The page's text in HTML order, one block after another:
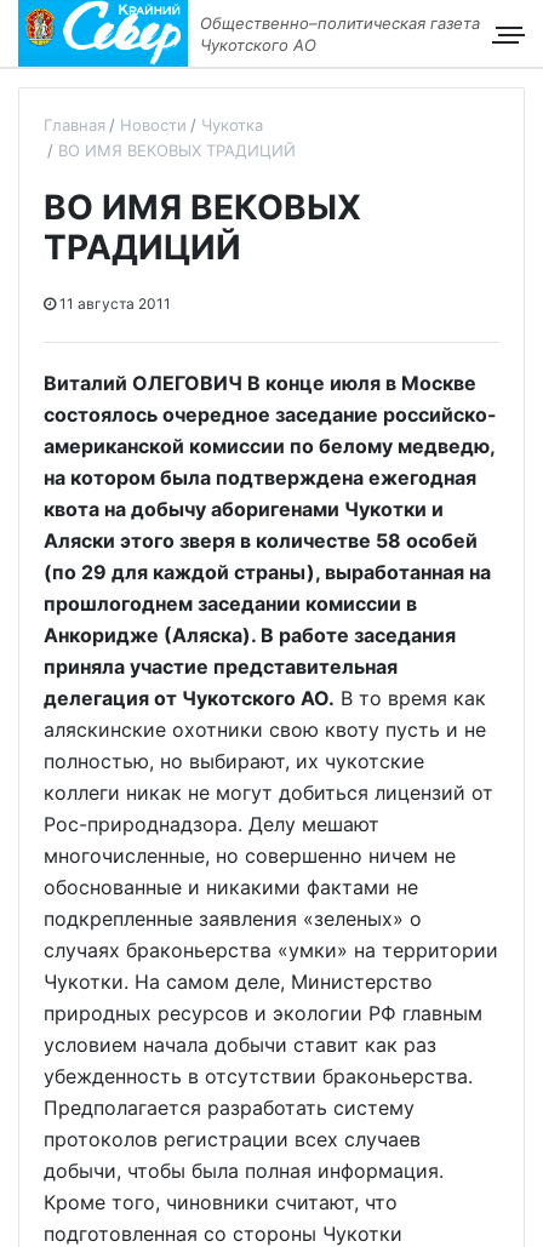
Общественно–политическая газета
Чукотского АО
Главная Новости
Чукотка
ВО ИМЯ ВЕКОВЫХ ТРАДИЦИЙ
ВО ИМЯ ВЕКОВЫХ
ТРАДИЦИЙ
11 августа 2011
Виталий ОЛЕГОВИЧ В конце июля в Москве
состоялось очередное заседание российско-
американской комиссии по белому медведю,
на котором была подтверждена ежегодная
квота на добычу аборигенами Чукотки и
Аляски этого зверя в количестве 58 особей
(по 29 для каждой страны), выработанная на
прошлогоднем заседании комиссии в
Анкоридже (Аляска). В работе заседания
приняла участие представительная
делегация от Чукотского АО. В то время как
аляскинские охотники свою квоту пусть и не
полностью, но выбирают, их чукотские
коллеги никак не могут добиться лицензий от
Рос-природнадзора. Делу мешают
многочисленные, но совершенно ничем не
обоснованные и никакими фактами не
подкрепленные заявления «зеленых» о
случаях браконьерства «умки» на территории
Чукотки. На самом деле, Министерство
природных ресурсов и экологии РФ главным
условием начала добычи ставит как раз
убежденность в отсутствии браконьерства.
Предполагается разработать систему
протоколов регистрации всех случаев
добычи, чтобы была полная информация.
Кроме того, чиновники считают, что
подготовленная со стороны Чукотки